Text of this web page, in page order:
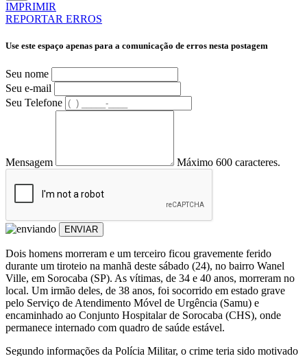
IMPRIMIR
REPORTAR ERROS
Use este espaço apenas para a comunicação de erros nesta postagem
Seu nome
Seu e-mail
Seu Telefone
Mensagem Máximo 600 caracteres.
ENVIAR
Dois homens morreram e um terceiro ficou gravemente ferido
durante um tiroteio na manhã deste sábado (24), no bairro Wanel
Ville, em Sorocaba (SP). As vítimas, de 34 e 40 anos, morreram no
local. Um irmão deles, de 38 anos, foi socorrido em estado grave
pelo Serviço de Atendimento Móvel de Urgência (Samu) e
encaminhado ao Conjunto Hospitalar de Sorocaba (CHS), onde
permanece internado com quadro de saúde estável.
Segundo informações da Polícia Militar, o crime teria sido motivado